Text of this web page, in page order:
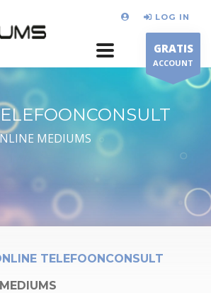
LOG IN
GRATIS
ACCOUNT
MEDIUMS
TELEFOONCONSULT